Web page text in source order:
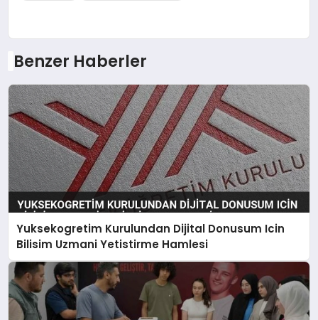
Benzer Haberler
Yuksekogretim Kurulundan Dijital Donusum Icin
Bilisim Uzmani Yetistirme Hamlesi